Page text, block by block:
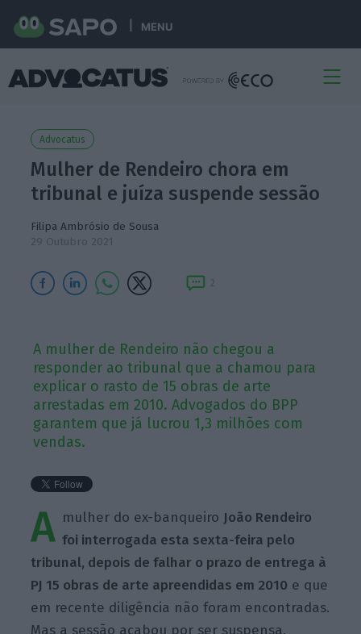
MENU
Advocatus
Mulher de Rendeiro chora em
tribunal e juíza suspende sessão
Filipa Ambrósio de Sousa
29 Outubro 2021
2
A mulher de Rendeiro não chegou a
responder ao tribunal que a chamou para
explicar o rasto de 15 obras de arte
arrestadas em 2010. Advogados do BPP
garantem que já lucrou 1,3 milhões com
vendas.
A mulher do ex-banqueiro João Rendeiro
foi interrogada esta sexta-feira pelo
tribunal, depois de falhar o prazo de entrega à
PJ 15 obras de arte apreendidas em 2010 e que
em recente diligência não foram encontradas.
Mas a sessão acabou por ser suspensa,